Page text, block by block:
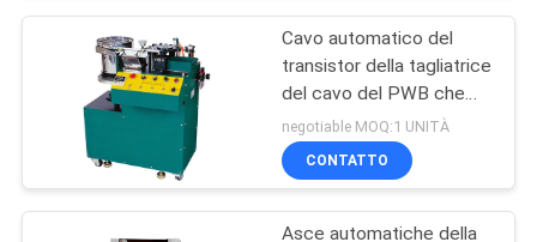
contatore del
componente
elettronico
Cavo automatico del
transistor della tagliatrice
del cavo del PWB che
forma macchina 4500
Pcs/H
negotiable MOQ:1 UNITÀ
CONTATTO
Asce automatiche della